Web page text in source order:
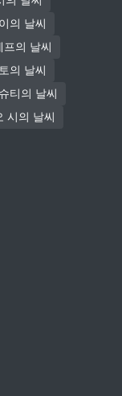
의 날씨
의 날씨
의 날씨
티의 날씨
의 날씨